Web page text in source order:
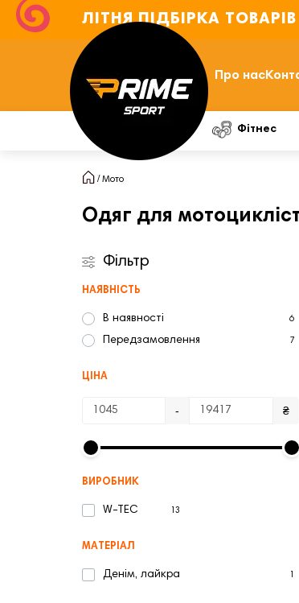
ЛІТНЯ ПІДБІРКА ТОВАРІВ
Про нас
Фітнес
Мото
Одяг для
Фільтр
НАЯВНІСТЬ
В наявності 6
Передзамовлення 7
ЦІНА
- ₴
ВИРОБНИК
W-TEC 13
МАТЕРІАЛ
Денім, лайкра